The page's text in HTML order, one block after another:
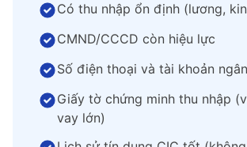
Có thu nhập ổn định (lương,
CMND/CCCD còn hiệu lực
Số điện thoại và tài khoản
Giấy tờ chứng minh thu nhập
vay lớn)